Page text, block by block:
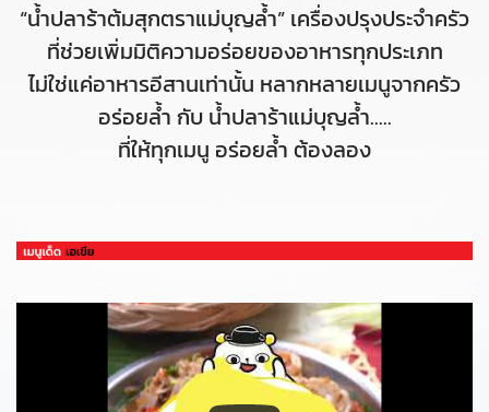
“น้ำปลาร้าต้มสุกตราแม่บุญล้ำ” เครื่องปรุงประจำครัว
ที่ช่วยเพิ่มมิติความอร่อยของอาหารทุกประเภท
ไม่ใช่แค่อาหารอีสานเท่านั้น หลากหลายเมนูจากครัว
อร่อยล้ำ กับ น้ำปลาร้าแม่บุญล้ำ.....
ที่ให้ทุกเมนู อร่อยล้ำ ต้องลอง